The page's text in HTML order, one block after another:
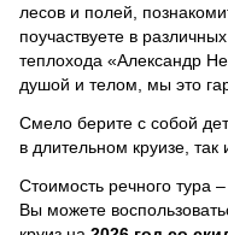
лесов и полей,
поучаствуете в
теплохода «Александр
душой и телом, мы это
Смело берите с собой
в длительном круизе, так
Стоимость речного тура –
Вы можете